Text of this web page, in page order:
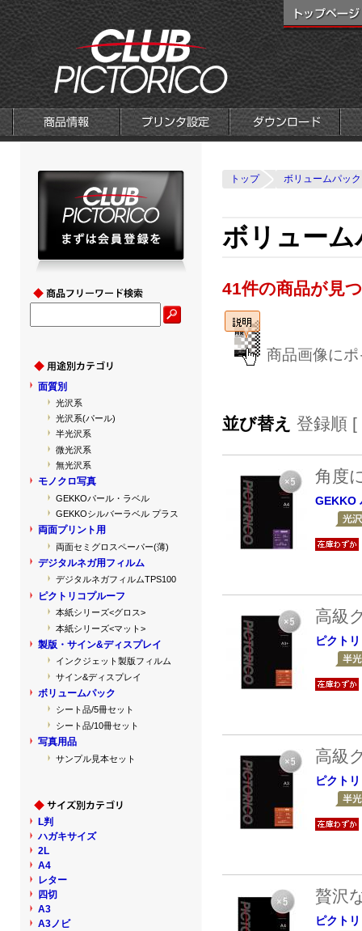
トップ ボリュームパック
ボリュー
41件の商品が見
商品画像に
並び替え 登録順 [
角度
GEKKO
高級
ピクト
高級
ピクト
贅沢
ピクト
面質別
光沢系
光沢系(パール)
半光沢系
微光沢系
無光沢系
モノクロ写真
GEKKOパール・ラベル
GEKKOシルバーラベル プラス
両面プリント用
両面セミグロスペーパー(薄)
デジタルネガ用フィルム
デジタルネガフィルムTPS100
ピクトリコプルーフ
本紙シリーズ<グロス>
本紙シリーズ<マット>
製版・サイン&ディスプレイ
インクジェット製版フィルム
サイン&ディスプレイ
ボリュームパック
シート品/5冊セット
シート品/10冊セット
写真用品
サンプル見本セット
L判
ハガキサイズ
2L
A4
レター
四切
A3
A3ノビ